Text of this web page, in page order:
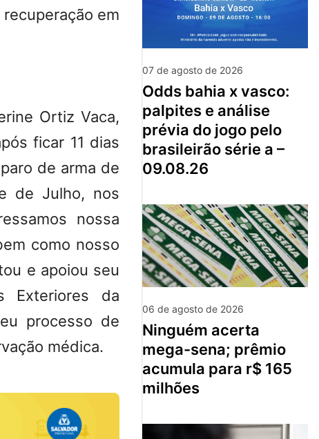
em
Ortiz Vaca,
ficar 11 dias
de arma de
de Julho, nos
nossa
como nosso
e apoiou seu
Exteriores da
processo de
médica.
07 de agosto de 2026
odds bahia x vasco:
palpites e análise
prévia do jogo pelo
brasileirão série a –
09.08.26
06 de agosto de 2026
ninguém acerta
mega-sena; prêmio
acumula para r$ 165
milhões